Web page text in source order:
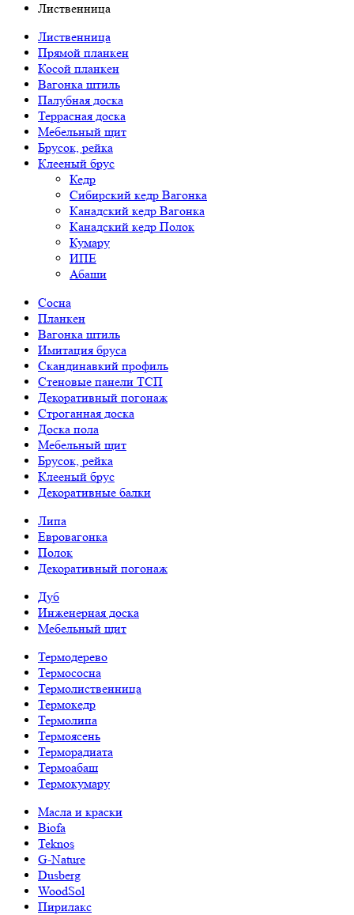
Лиственница
Лиственница
Прямой планкен
Косой планкен
Вагонка штиль
Палубная доска
Террасная доска
Мебельный щит
Брусок, рейка
Клееный брус
Кедр
Сибирский кедр Вагонка
Канадский кедр Вагонка
Канадский кедр Полок
Кумару
ИПЕ
Абаши
Сосна
Планкен
Вагонка штиль
Имитация бруса
Скандинавкий профиль
Стеновые панели ТСП
Декоративный погонаж
Строганная доска
Доска пола
Мебельный щит
Брусок, рейка
Клееный брус
Декоративные балки
Липа
Евровагонка
Полок
Декоративный погонаж
Дуб
Инженерная доска
Мебельный щит
Термодерево
Термососна
Термолиственница
Термокедр
Термолипа
Термоясень
Терморадиата
Термоабаш
Термокумару
Масла и краски
Biofa
Teknos
G-Nature
Dusberg
WoodSol
Пирилакс